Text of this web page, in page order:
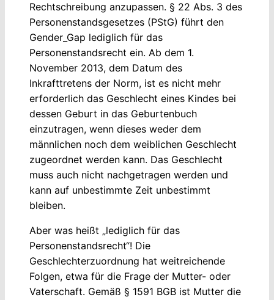
Rechtschreibung anzupassen. § 22 Abs. 3 des
Personenstandsgesetzes (PStG) führt den
Gender_Gap lediglich für das
Personenstandsrecht ein. Ab dem 1.
November 2013, dem Datum des
Inkrafttretens der Norm, ist es nicht mehr
erforderlich das Geschlecht eines Kindes bei
dessen Geburt in das Geburtenbuch
einzutragen, wenn dieses weder dem
männlichen noch dem weiblichen Geschlecht
zugeordnet werden kann. Das Geschlecht
muss auch nicht nachgetragen werden und
kann auf unbestimmte Zeit unbestimmt
bleiben.
Aber was heißt „lediglich für das
Personenstandsrecht“! Die
Geschlechterzuordnung hat weitreichende
Folgen, etwa für die Frage der Mutter- oder
Vaterschaft. Gemäß § 1591 BGB ist Mutter die